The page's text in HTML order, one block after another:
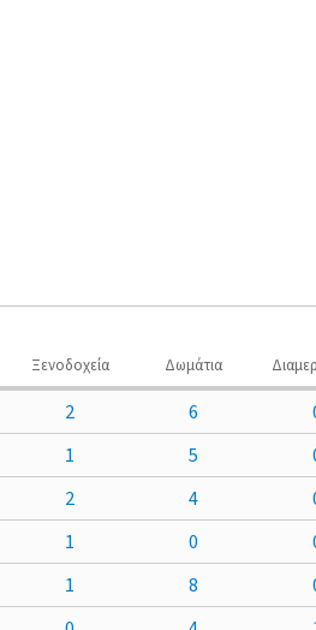
Ξενοδοχεία Δωμάτια
2 6
1 5
2 4
1 0
1 8